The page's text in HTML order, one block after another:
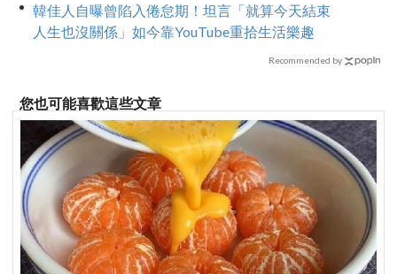
韓佳人自曝曾陷入倦怠期！坦言「就算今天結束
人生也沒關係」如今靠YouTube重拾生活樂趣
Recommended by
您也可能喜歡這些文章